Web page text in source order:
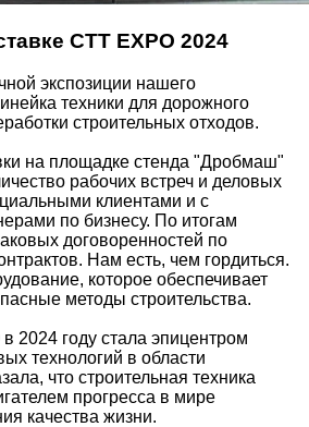
СТТ EXPO 2024
экспозиции нашего
техники для дорожного
строительных отходов.
на площадке стенда "Дробмаш"
рабочих встреч и деловых
клиентами и с
по бизнесу. По итогам
договоренностей по
Нам есть, чем гордиться.
которое обеспечивает
методы строительства.
2024 году стала эпицентром
технологий в области
что строительная техника
прогресса в мире
качества жизни.